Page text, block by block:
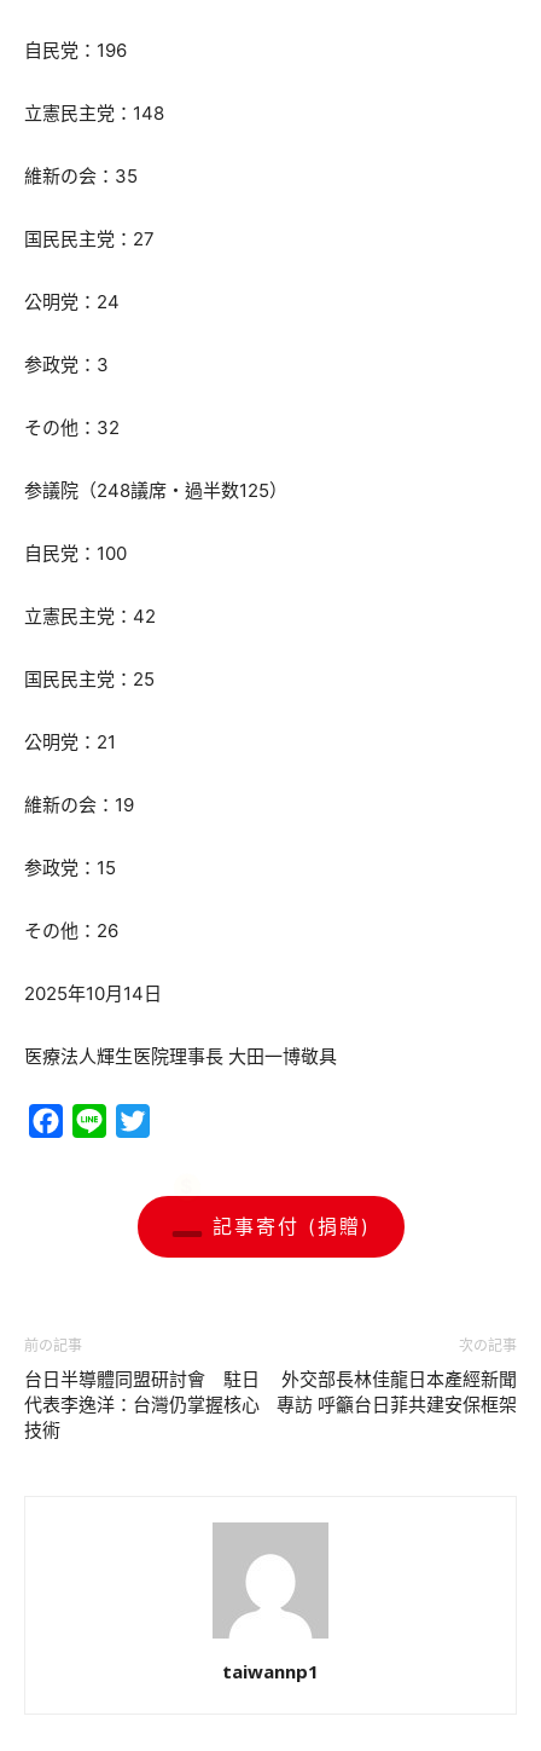
自民党：196
立憲民主党：148
維新の会：35
国民民主党：27
公明党：24
参政党：3
その他：32
参議院（248議席・過半数125）
自民党：100
立憲民主党：42
国民民主党：25
公明党：21
維新の会：19
参政党：15
その他：26
2025年10月14日
医療法人輝生医院理事長 大田一博敬具
Facebook
Line
記事寄付 (捐贈)
前の記事
台日半導體同盟研討會 駐日
代表李逸洋：台灣仍掌握核心
技術
次の記事
外交部長林佳龍日本產經新聞
專訪 呼籲台日菲共建安保框架
taiwannp1